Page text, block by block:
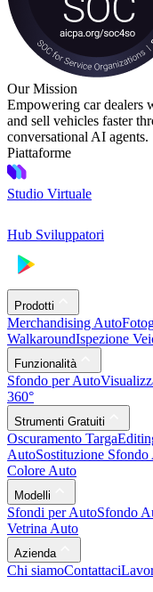
Our Mission
Empowering car dealers
and sell vehicles faster
conversational AI agents.
Piattaforme
Studio Virtuale
Hub Sviluppatori
Prodotti
Merchandising Auto
WalkaroundIspezione
Funzionalità
Sfondo per Auto
360°
Strumenti Gratuiti
Oscuramento Targa
AutoSostituzione Sfondo
Colore Auto
Modelli
Sfondi per AutoSfondo
Vetrina Auto
Azienda
Chi siamoContattaci